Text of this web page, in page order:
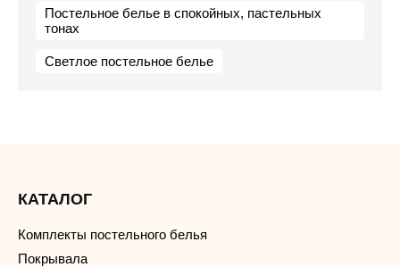
Постельное белье в спокойных, пастельных
тонах
Светлое постельное белье
КАТАЛОГ
Комплекты постельного белья
Покрывала